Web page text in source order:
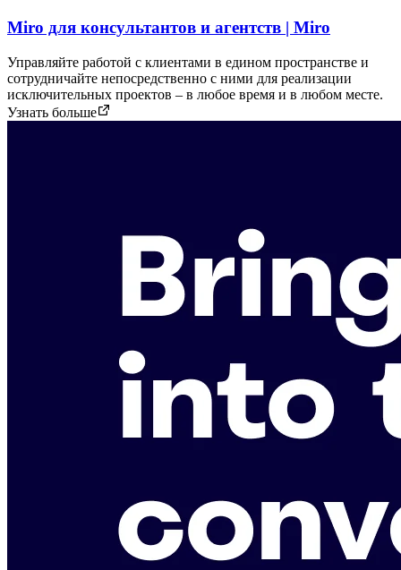
Miro для консультантов и агентств | Miro
Управляйте работой с клиентами в едином пространстве и
сотрудничайте непосредственно с ними для реализации
исключительных проектов – в любое время и в любом месте.
Узнать больше